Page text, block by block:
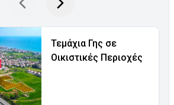
Τεμάχια Γης σε
Οικιστικές Περιοχές